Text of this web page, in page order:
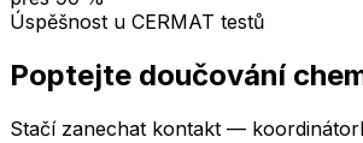
Úspěšnost u CERMAT testů
Poptejte doučování
Stačí zanechat kontakt —